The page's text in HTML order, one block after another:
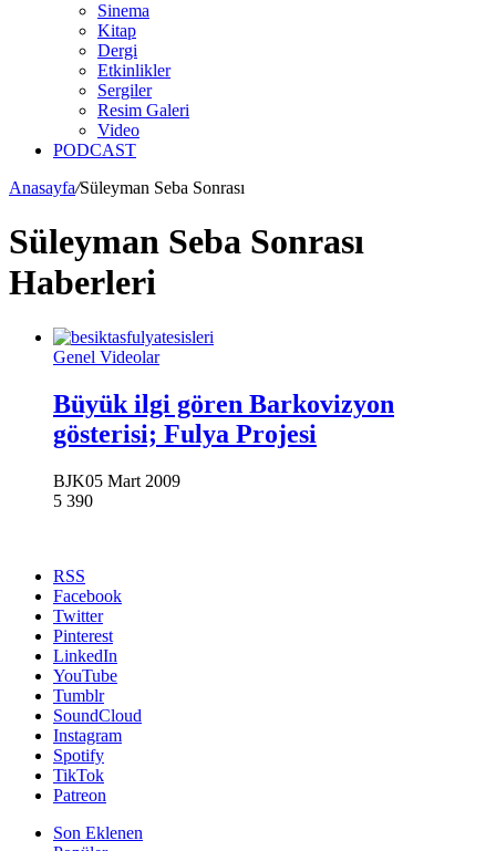
Sinema
Kitap
Dergi
Etkinlikler
Sergiler
Resim Galeri
Video
PODCAST
Anasayfa/Süleyman Seba Sonrası
Süleyman Seba Sonrası
Haberleri
Genel Videolar
Büyük ilgi gören Barkovizyon
gösterisi; Fulya Projesi
BJK05 Mart 2009
5 390
RSS
Facebook
Twitter
Pinterest
LinkedIn
YouTube
Tumblr
SoundCloud
Instagram
Spotify
TikTok
Patreon
Son Eklenen